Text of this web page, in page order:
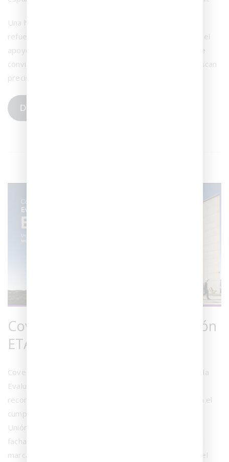
Una herramienta completa, práctica y accesible que
refuerza el compromiso de Grespania y Coverlam con el
apoyo técnico a sus clientes y colaboradores, y que se
convierte en un aliado imprescindible para quienes buscan
precisión, calidad y seguridad en cada proyecto.
DESCARGAR
Coverlam obtiene la certificación
ETA 24/0747
Coverlam, fabricado por GRESPANIA S.A., ha obtenido la
Evaluación Técnica Europea ETA 24/0747, un
reconocimiento oficial de ámbito europeo que certifica el
cumplimiento de los requisitos técnicos exigidos en la
Unión Europea para su uso como revestimiento de
fachadas y suelos. Esta certificación habilita además el
marcado CE del producto, consolidando su validez en el